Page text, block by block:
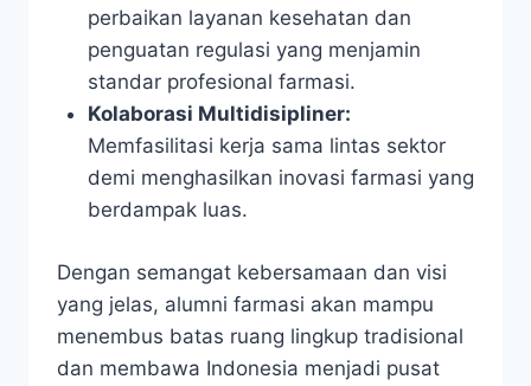
perbaikan layanan kesehatan dan
penguatan regulasi yang menjamin
standar profesional farmasi.
Kolaborasi Multidisipliner:
Memfasilitasi kerja sama lintas sektor
demi menghasilkan inovasi farmasi yang
berdampak luas.
Dengan semangat kebersamaan dan visi
yang jelas, alumni farmasi akan mampu
menembus batas ruang lingkup tradisional
dan membawa Indonesia menjadi pusat